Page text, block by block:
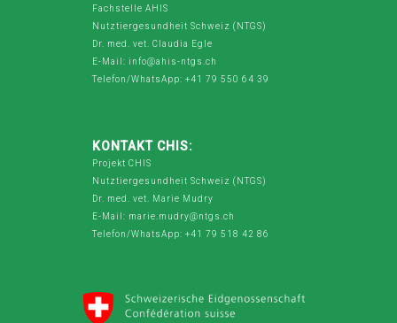
Fachstelle AHIS
Nutztiergesundheit Schweiz (NTGS)
Dr. med. vet. Claudia Egle
E-Mail: info@ahis-ntgs.ch
Telefon/WhatsApp: +41 79 550 64 39
KONTAKT CHIS:
Projekt CHIS
Nutztiergesundheit Schweiz (NTGS)
Dr. med. vet. Marie Mudry
E-Mail: marie.mudry@ntgs.ch
Telefon/WhatsApp: +41 79 518 42 86